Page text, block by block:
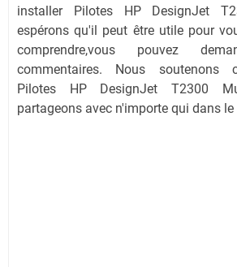
installer Pilotes HP DesignJet
espérons qu'il peut être utile pour
comprendre,vous pouvez
commentaires. Nous soutenons
Pilotes HP DesignJet T2300
partageons avec n'importe qui dans le